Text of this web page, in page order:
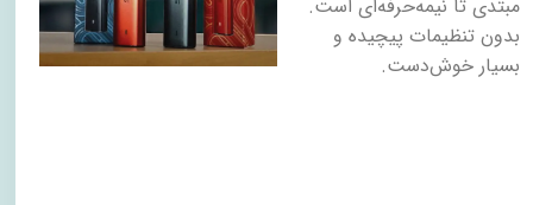
مبتدی تا نیمه‌حرفه‌ای است.
بدون تنظیمات پیچیده و
بسیار خوش‌دست.